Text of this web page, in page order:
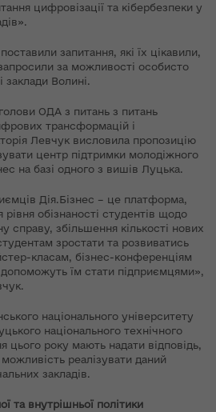
цифровізації та кібербезпеки у
запитання, які їх цікавили,
за можливості особисто
заклади Волині.
ОДА з питань з питань
трансформацій і
Левчук висловила пропозицію
центр підтримки молодіжного
на базі одного з вишів Луцька.
Дія.Бізнес – це платформа,
обізнаності студентів щодо
справу, збільшення кількості нових
зростати та розвиватись
класам, бізнес-конференціям
допоможуть їм стати підприємцями»,
національного університету
національного технічного
цього року мають надати відповідь,
реалізувати даний
закладів.
та внутрішньої політики